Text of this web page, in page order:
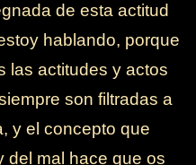
de esta actitud
hablando, porque
las actitudes y actos
son filtradas a
y el concepto que
del mal hace que os